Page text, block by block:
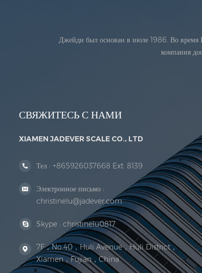
Джейди был основан в июле 1986. Во время
компания
СВЯЖИТЕСЬ С НАМИ
XIAMEN JADEVER SCALE CO., LTD
Тел : +865926037668 Ext. 8139
Электронное письмо :
christinelu@jadever.com
Skype : christinelu0817
7F，No.40，Huli Avenue，Huli District，
Xiamen，Fujian，China